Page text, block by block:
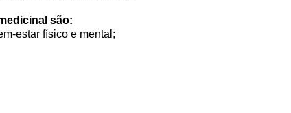
são:
estar físico e mental;